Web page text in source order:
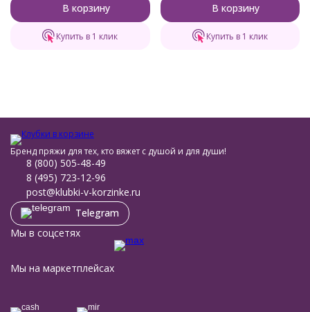
В корзину
Купить в 1 клик
В корзину
Купить в 1 клик
Бренд пряжи для тех, кто вяжет с душой и для души!
8 (800) 505-48-49
8 (495) 723-12-96
post@klubki-v-korzinke.ru
Telegram
Мы в соцсетях
Мы на маркетплейсах